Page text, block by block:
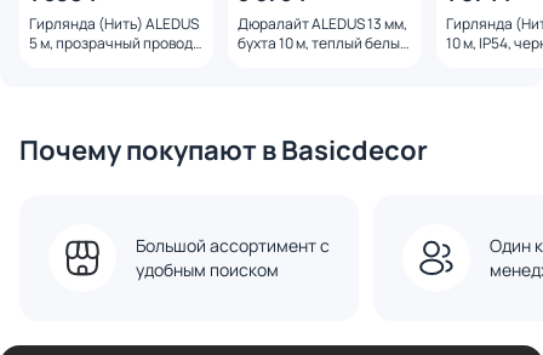
Гирлянда (Нить) ALEDUS
5 м, прозрачный провод,
Дюралайт ALEDUS 13 мм,
бухта 10 м, теплый белый
Гирлянда
10 м, IP54,
Почему покупают в Basicdecor
Большой ассортимент с
удобным поиском
Один